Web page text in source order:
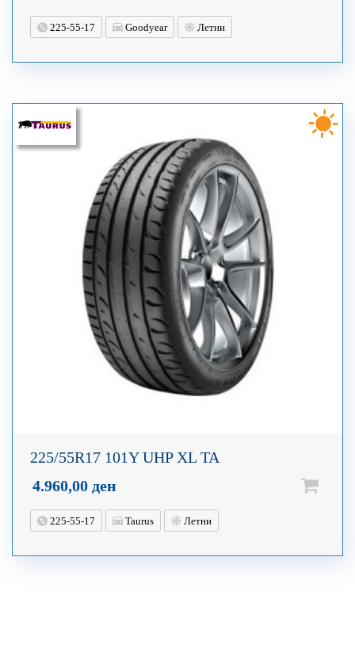
225-55-17 Goodyear Летни
225/55R17 101Y UHP XL TA
4.960,00 ден
225-55-17 Taurus Летни